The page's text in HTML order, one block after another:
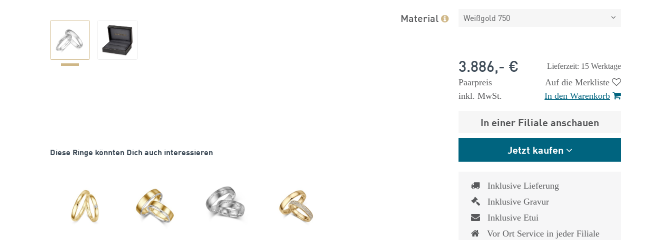
Diese Ringe könnten Dich auch interessieren
Material Weißgold 750
Lieferzeit: 15 Werktage
3.886,- €
Paarpreis
inkl. MwSt.
Auf die Merkliste
In den Warenkorb
In einer Filiale anschauen
Jetzt kaufen
Inklusive Lieferung
Inklusive Gravur
Inklusive Etui
Vor Ort Service in jeder Filiale